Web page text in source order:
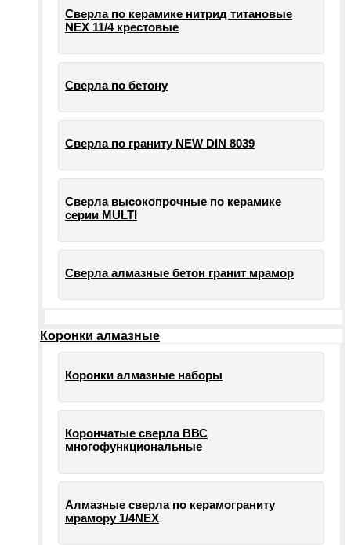
Сверла по керамике нитрид титановые
NEX 11/4 крестовые
Сверла по бетону
Сверла по граниту NEW DIN 8039
Сверла высокопрочные по керамике
серии MULTI
Сверла алмазные бетон гранит мрамор
Коронки алмазные
Коронки алмазные наборы
Корончатые сверла ВВС
многофункциональные
Алмазные сверла по керамограниту
мрамору 1/4NEX